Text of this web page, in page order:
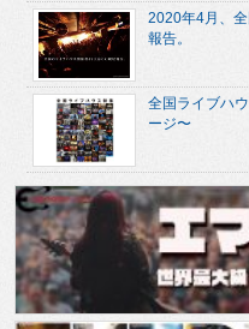
2020年4月、
報告。
全国ライブハ
ージ〜